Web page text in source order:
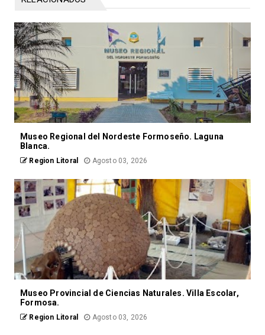
Museo Regional del Nordeste Formoseño. Laguna
Blanca.
Region Litoral Agosto 03, 2026
Museo Provincial de Ciencias Naturales. Villa Escolar,
Formosa.
Region Litoral Agosto 03, 2026